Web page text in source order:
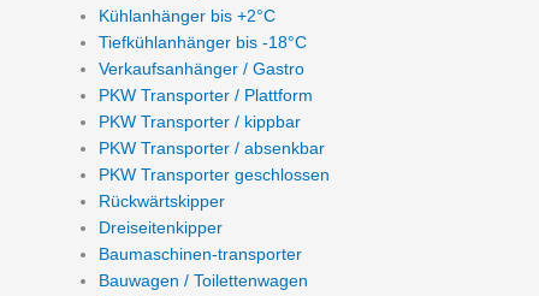
Kühlanhänger bis +2°C
Tiefkühlanhänger bis -18°C
Verkaufsanhänger / Gastro
PKW Transporter / Plattform
PKW Transporter / kippbar
PKW Transporter / absenkbar
PKW Transporter geschlossen
Rückwärtskipper
Dreiseitenkipper
Baumaschinen-transporter
Bauwagen / Toilettenwagen